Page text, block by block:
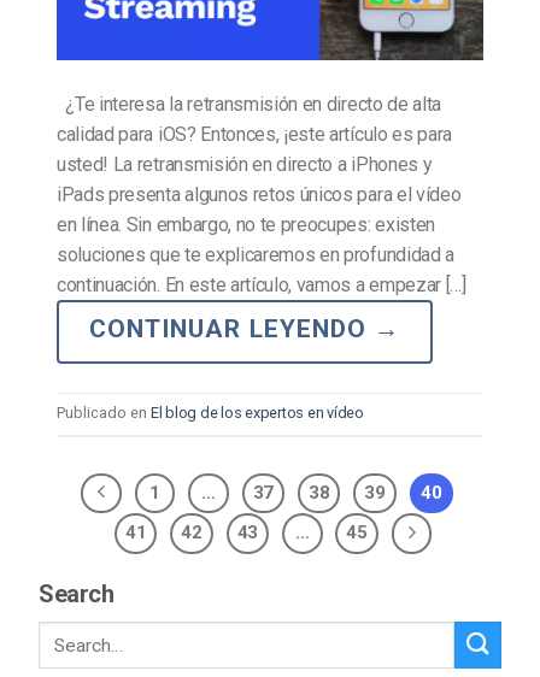
¿Te interesa la retransmisión en directo de alta
calidad para iOS? Entonces, ¡este artículo es para
usted! La retransmisión en directo a iPhones y
iPads presenta algunos retos únicos para el vídeo
en línea. Sin embargo, no te preocupes: existen
soluciones que te explicaremos en profundidad a
continuación. En este artículo, vamos a empezar […]
CONTINUAR LEYENDO →
Publicado en El blog de los expertos en vídeo
1 … 37 38 39
40
41
42 43 … 45
Search